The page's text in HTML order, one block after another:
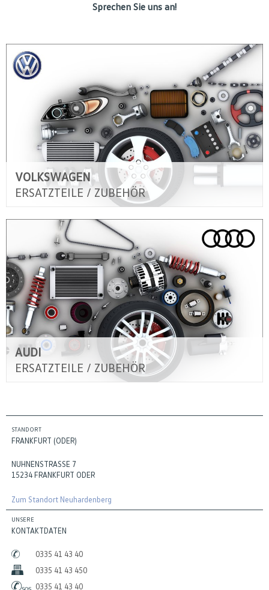
Sprechen Sie uns an!
VOLKSWAGEN
ERSATZTEILE / ZUBEHÖR
AUDI
ERSATZTEILE / ZUBEHÖR
STANDORT
FRANKFURT (ODER)
NUHNENSTRASSE 7
15234 FRANKFURT ODER
Zum Standort Neuhardenberg
UNSERE
KONTAKTDATEN
0335 41 43 40
0335 41 43 450
0335 41 43 40